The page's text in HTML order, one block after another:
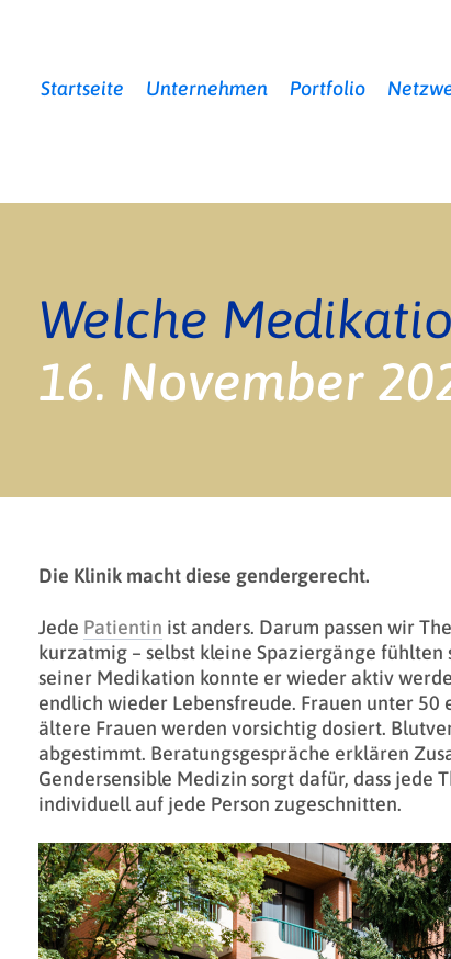
Startseite Unternehmen Portfolio
Welche
16. November
Die Klinik macht diese gendergerecht.
Jede Patientin ist anders. Darum passen wir
kurzatmig – selbst kleine Spaziergänge
seiner Medikation konnte er wieder aktiv
endlich wieder Lebensfreude. Frauen unter
ältere Frauen werden vorsichtig dosiert.
abgestimmt. Beratungsgespräche erklären
Gendersensible Medizin sorgt dafür, dass
individuell auf jede Person zugeschnitten.